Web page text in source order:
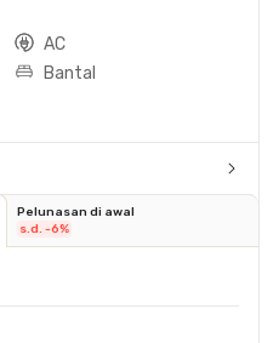
AC
Bantal
Pelunasan di awal
s.d. -6%